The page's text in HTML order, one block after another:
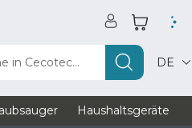
in Cecotec... DE
Haushaltsgeräte